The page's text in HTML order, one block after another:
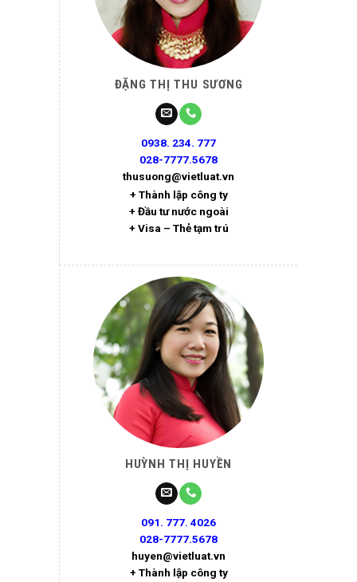
ĐẶNG THỊ THU SƯƠNG
0938. 234. 777
028-7777.5678
thusuong@vietluat.vn
+ Thành lập công ty
+ Đầu tư nước ngoài
+ Visa – Thẻ tạm trú
HUỲNH THỊ HUYỀN
091. 777. 4026
028-7777.5678
huyen@vietluat.vn
+ Thành lập công ty